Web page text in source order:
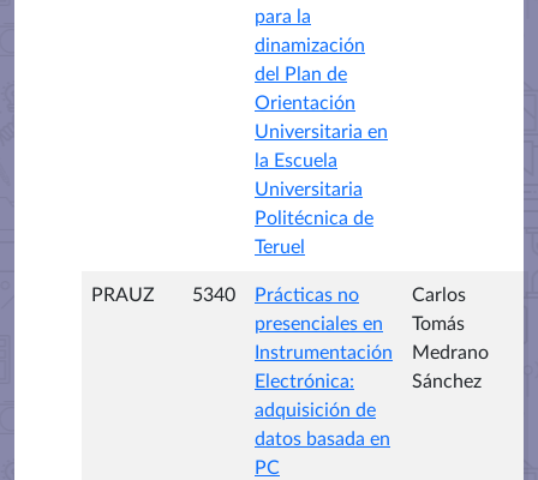
para la
dinamización
del Plan de
Orientación
Universitaria en
la Escuela
Universitaria
Politécnica de
Teruel
PRAUZ 5340
Prácticas no
presenciales en
Instrumentación
Electrónica:
adquisición de
datos basada en
PC
Carlos
Tomás
Medrano
Sánchez